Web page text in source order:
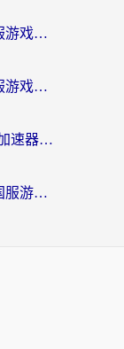
香港怎么玩和平营地？海外党国服游戏加速全攻略（附地铁逃生流放之路手游解决方案）
日本怎么玩鸿图之下？海外党国服游戏畅玩指南（附黎明觉醒RO爱国服解决方案）
海外玩古剑奇谭OL总卡顿？这份加速器选择指南帮你找回国服丝滑体验
在英国打一梦江湖卡吗？海外党国服游戏不卡顿的终极解决方案